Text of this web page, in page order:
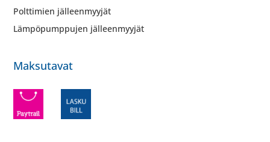
Polttimien jälleenmyyjät
Lämpöpumppujen jälleenmyyjät
Maksutavat